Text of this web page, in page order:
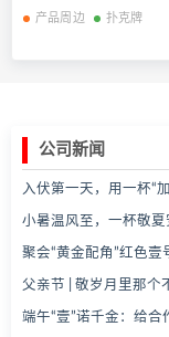
产品周边 扑克牌
公司新闻
聚会“黄金配角”红色
端午“壹”诺千金：给合